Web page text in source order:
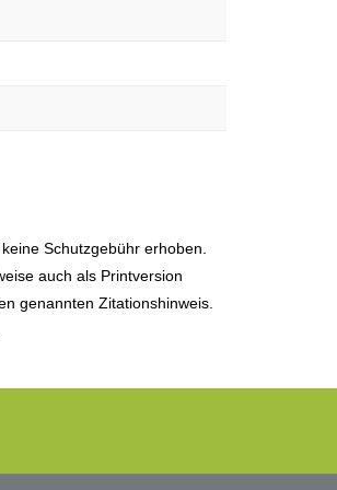
Schutzgebühr erhoben.
auch als Printversion
genannten Zitationshinweis.